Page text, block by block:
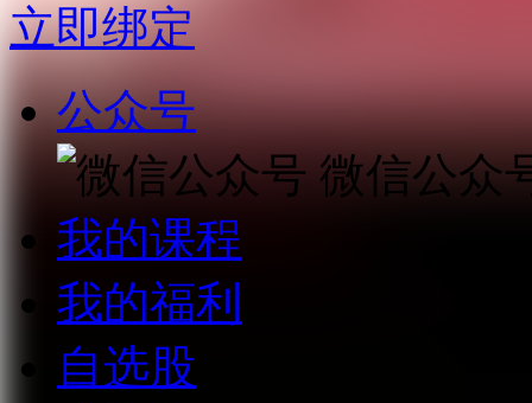
立即绑定
公众号
微信公众
我的课程
我的福利
自选股